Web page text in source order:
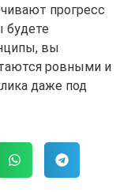
прогресс
будете
вы
ровными и
даже под